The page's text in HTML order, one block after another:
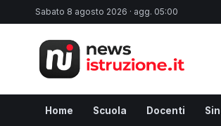
Sabato 8 agosto 2026 · agg. 05:00
Home Scuola Docenti